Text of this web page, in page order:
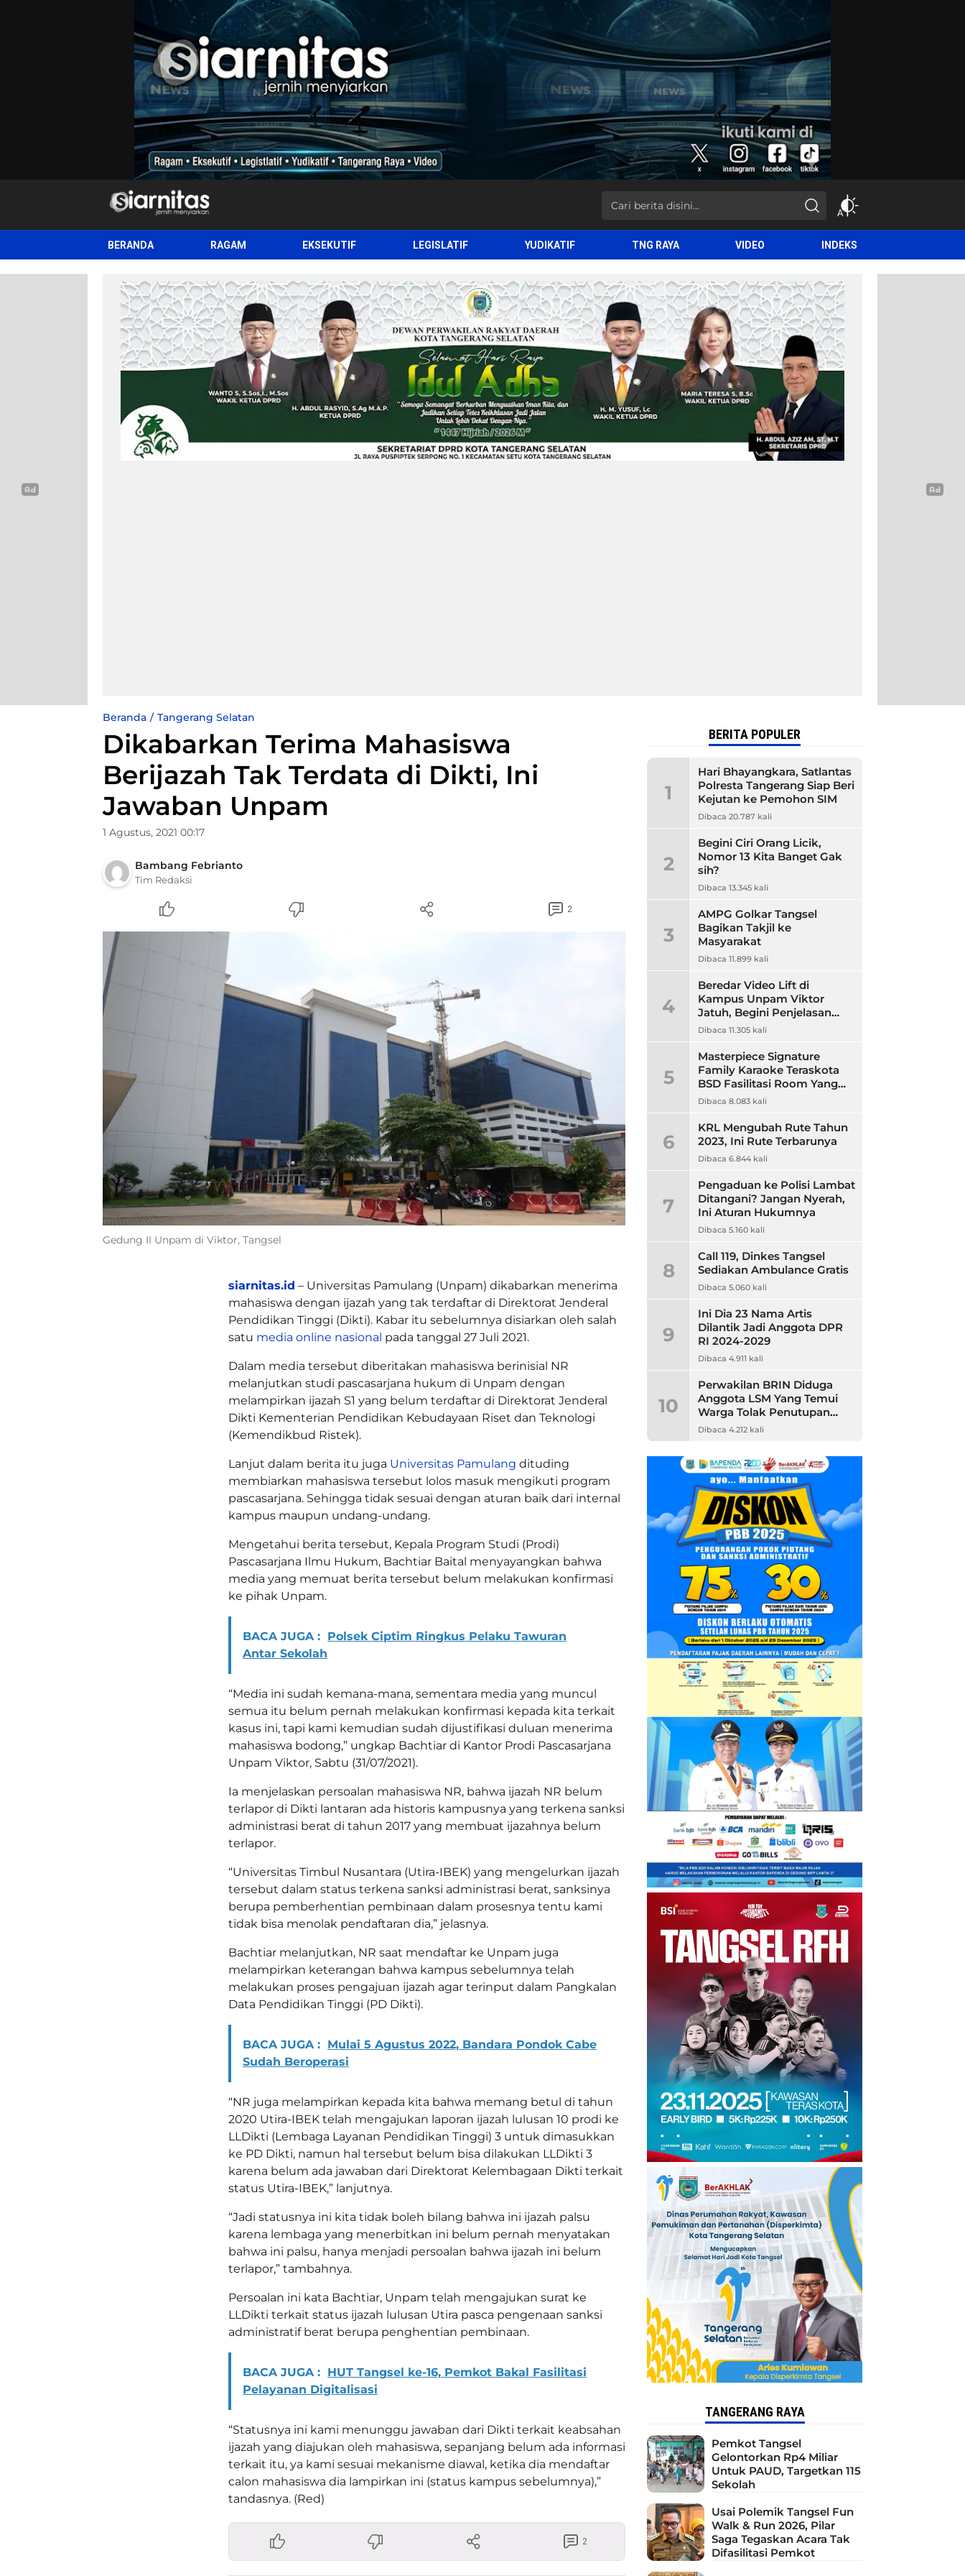
siarnitas
Jernih Menyiarkan
BERANDA RAGAM EKSEKUTIF LEGISLATIF YUDIKATIF TNG RAYA VIDEO INDEKS
Beranda Tangerang Selatan
Dikabarkan Terima Mahasiswa
Berijazah Tak Terdata di Dikti, Ini
Jawaban Unpam
1 Agustus, 2021 00:17
Bambang Febrianto
Tim Redaksi
2
Gedung II Unpam di Viktor, Tangsel
siarnitas.id – Universitas Pamulang (Unpam) dikabarkan menerima
mahasiswa dengan ijazah yang tak terdaftar di Direktorat Jenderal
Pendidikan Tinggi (Dikti). Kabar itu sebelumnya disiarkan oleh salah
satu media online nasional pada tanggal 27 Juli 2021.
Dalam media tersebut diberitakan mahasiswa berinisial NR
melanjutkan studi pascasarjana hukum di Unpam dengan
melampirkan ijazah S1 yang belum terdaftar di Direktorat Jenderal
Dikti Kementerian Pendidikan Kebudayaan Riset dan Teknologi
(Kemendikbud Ristek).
Lanjut dalam berita itu juga Universitas Pamulang dituding
membiarkan mahasiswa tersebut lolos masuk mengikuti program
pascasarjana. Sehingga tidak sesuai dengan aturan baik dari internal
kampus maupun undang-undang.
Mengetahui berita tersebut, Kepala Program Studi (Prodi)
Pascasarjana Ilmu Hukum, Bachtiar Baital menyayangkan bahwa
media yang memuat berita tersebut belum melakukan konfirmasi
ke pihak Unpam.
BACA JUGA : Polsek Ciptim Ringkus Pelaku Tawuran
Antar Sekolah
“Media ini sudah kemana-mana, sementara media yang muncul
semua itu belum pernah melakukan konfirmasi kepada kita terkait
kasus ini, tapi kami kemudian sudah dijustifikasi duluan menerima
mahasiswa bodong,” ungkap Bachtiar di Kantor Prodi Pascasarjana
Unpam Viktor, Sabtu (31/07/2021).
Ia menjelaskan persoalan mahasiswa NR, bahwa ijazah NR belum
terlapor di Dikti lantaran ada historis kampusnya yang terkena sanksi
administrasi berat di tahun 2017 yang membuat ijazahnya belum
terlapor.
“Universitas Timbul Nusantara (Utira-IBEK) yang mengelurkan ijazah
tersebut dalam status terkena sanksi administrasi berat, sanksinya
berupa pemberhentian pembinaan dalam prosesnya tentu kami
tidak bisa menolak pendaftaran dia,” jelasnya.
Bachtiar melanjutkan, NR saat mendaftar ke Unpam juga
melampirkan keterangan bahwa kampus sebelumnya telah
melakukan proses pengajuan ijazah agar terinput dalam Pangkalan
Data Pendidikan Tinggi (PD Dikti).
BACA JUGA : Mulai 5 Agustus 2022, Bandara Pondok Cabe
Sudah Beroperasi
“NR juga melampirkan kepada kita bahwa memang betul di tahun
2020 Utira-IBEK telah mengajukan laporan ijazah lulusan 10 prodi ke
LLDikti (Lembaga Layanan Pendidikan Tinggi) 3 untuk dimasukkan
ke PD Dikti, namun hal tersebut belum bisa dilakukan LLDikti 3
karena belum ada jawaban dari Direktorat Kelembagaan Dikti terkait
status Utira-IBEK,” lanjutnya.
“Jadi statusnya ini kita tidak boleh bilang bahwa ini ijazah palsu
karena lembaga yang menerbitkan ini belum pernah menyatakan
bahwa ini palsu, hanya menjadi persoalan bahwa ijazah ini belum
terlapor,” tambahnya.
Persoalan ini kata Bachtiar, Unpam telah mengajukan surat ke
LLDikti terkait status ijazah lulusan Utira pasca pengenaan sanksi
administratif berat berupa penghentian pembinaan.
BACA JUGA : HUT Tangsel ke-16, Pemkot Bakal Fasilitasi
Pelayanan Digitalisasi
“Statusnya ini kami menunggu jawaban dari Dikti terkait keabsahan
ijazah yang diajukan oleh mahasiswa, sepanjang belum ada informasi
terkait itu, ya kami sesuai mekanisme diawal, ketika dia mendaftar
calon mahasiswa dia lampirkan ini (status kampus sebelumnya),”
tandasnya. (Red)
2
BERITA POPULER
1
Hari Bhayangkara, Satlantas
Polresta Tangerang Siap Beri
Kejutan ke Pemohon SIM
Dibaca 20.787 kali
2
Begini Ciri Orang Licik,
Nomor 13 Kita Banget Gak
sih?
Dibaca 13.345 kali
3
AMPG Golkar Tangsel
Bagikan Takjil ke
Masyarakat
Dibaca 11.899 kali
4
Beredar Video Lift di
Kampus Unpam Viktor
Jatuh, Begini Penjelasan
Rektor Unpam
Dibaca 11.305 kali
5
Masterpiece Signature
Family Karaoke Teraskota
BSD Fasilitasi Room Yang
Nyaman dan Harga
Dibaca 8.083 kali
6
KRL Mengubah Rute Tahun
2023, Ini Rute Terbarunya
Dibaca 6.844 kali
7
Pengaduan ke Polisi Lambat
Ditangani? Jangan Nyerah,
Ini Aturan Hukumnya
Dibaca 5.160 kali
8
Call 119, Dinkes Tangsel
Sediakan Ambulance Gratis
Dibaca 5.060 kali
9
Ini Dia 23 Nama Artis
Dilantik Jadi Anggota DPR
RI 2024-2029
Dibaca 4.911 kali
10
Perwakilan BRIN Diduga
Anggota LSM Yang Temui
Warga Tolak Penutupan
Jalan
Dibaca 4.212 kali
TANGERANG RAYA
Pemkot Tangsel
Gelontorkan Rp4 Miliar
Untuk PAUD, Targetkan 115
Sekolah
Usai Polemik Tangsel Fun
Walk & Run 2026, Pilar
Saga Tegaskan Acara Tak
Difasilitasi Pemkot